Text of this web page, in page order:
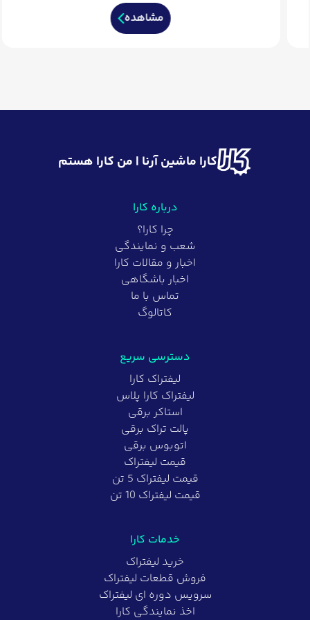
مشاهده
کارا ماشین آرنا | من کارا هستم
درباره کارا
چرا کارا؟
شعب و نمایندگی
اخبار و مقالات کارا
اخبار باشگاهی
تماس با ما
کاتالوگ
دسترسی سریع
لیفتراک کارا
لیفتراک کارا پلاس
استاکر برقی
پالت تراک برقی
اتوبوس برقی
قیمت لیفتراک
قیمت لیفتراک 5 تن
قیمت لیفتراک 10 تن
خدمات کارا
خرید لیفتراک
فروش قطعات لیفتراک
سرویس دوره ای لیفتراک
اخذ نمایندگی کارا